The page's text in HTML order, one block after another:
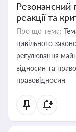
Резонансний
реакції та
Про що тема:
цивільного
регулювання
відносин та
правовідносин